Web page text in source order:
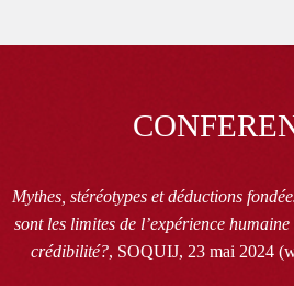
Mythes, stéréotypes et déductions
sont les limites de l’expérience
crédibilité?, SOQUIJ, 23 mai 2024